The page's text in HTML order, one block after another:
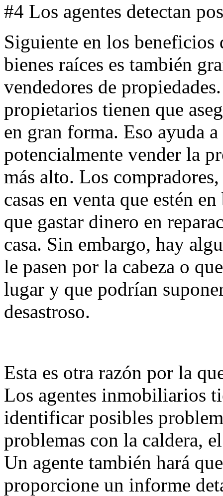
#4 Los agentes detectan
Siguiente en los beneficios
bienes raíces es también
vendedores de
propietarios tienen que
en gran forma. Eso ayuda
potencialmente vender la
más alto. Los
casas en venta que estén
que gastar dinero en
casa. Sin embargo, hay
le pasen por la cabeza o
lugar y que podrían
desastroso.
Esta es otra razón por la
Los agentes inmobiliarios
identificar posibles
problemas con la caldera,
Un agente también hará
proporcione un informe